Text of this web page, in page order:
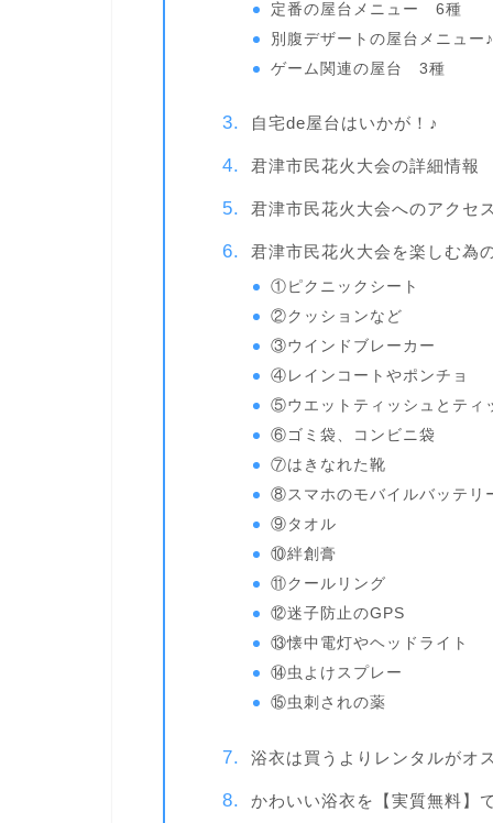
定番の屋台メニュー 6種
別腹デザートの屋台メニュ
ゲーム関連の屋台 3種
自宅de屋台はいかが！♪
君津市民花火大会の詳細情報
君津市民花火大会へのアクセス
君津市民花火大会を楽しむ為
①ピクニックシート
②クッションなど
③ウインドブレーカー
④レインコートやポンチョ
⑤ウエットティッシュとティ
⑥ゴミ袋、コンビニ袋
⑦はきなれた靴
⑧スマホのモバイルバッテリ
⑨タオル
⑩絆創膏
⑪クールリング
⑫迷子防止のGPS
⑬懐中電灯やヘッドライト
⑭虫よけスプレー
⑮虫刺されの薬
浴衣は買うよりレンタルがオ
かわいい浴衣を【実質無料】